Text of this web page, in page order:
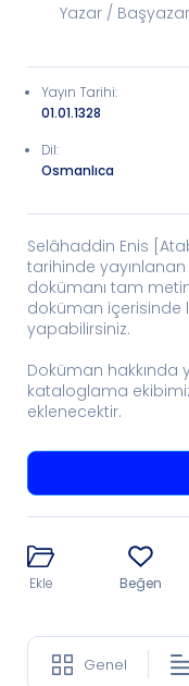
Yazar / Başyazar
Yayın Tarihi:
01.01.1328
Dil:
Osmanlıca
Selâhaddin Enis
tarihinde
dokümanı tam
doküman içerisinde
yapabilirsiniz.
Doküman hakkında
kataloglama
eklenecektir.
Ekle Beğen
Genel